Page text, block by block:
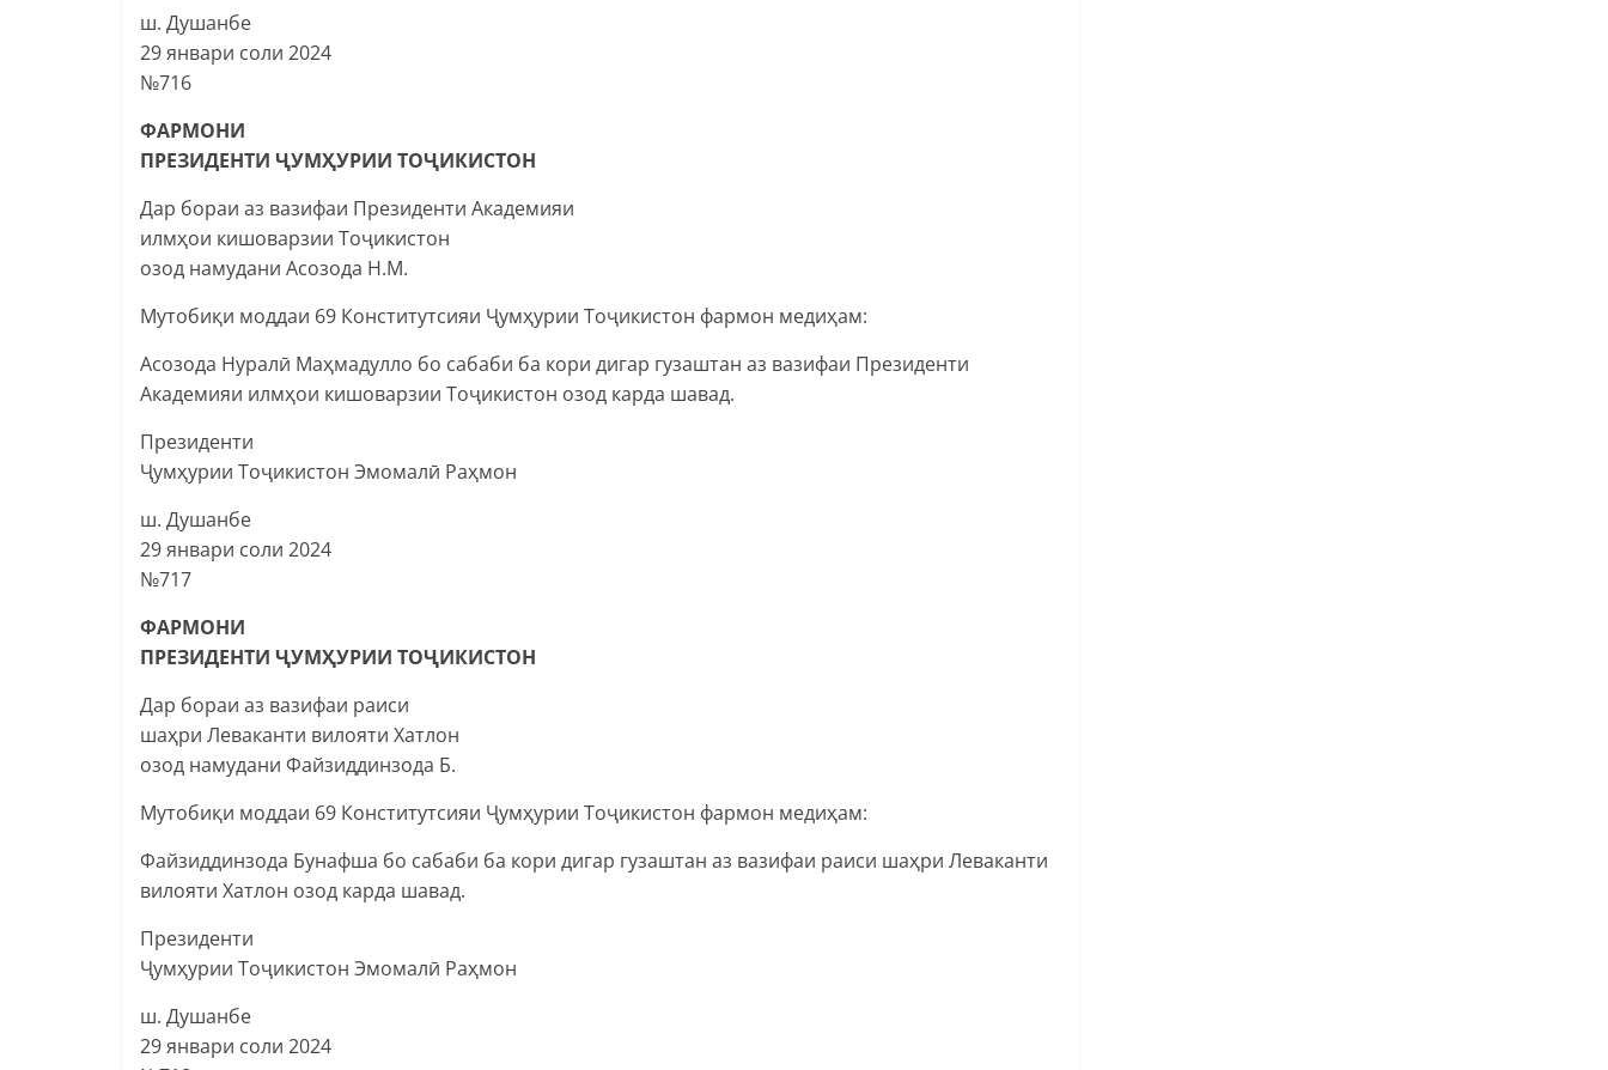
ш. Душанбе
29 январи соли 2024
№716
ФАРМОНИ
ПРЕЗИДЕНТИ ҶУМҲУРИИ ТОҶИКИСТОН
Дар бораи аз вазифаи Президенти Академияи
илмҳои кишоварзии Тоҷикистон
озод намудани Асозода Н.М.
Мутобиқи моддаи 69 Конститутсияи Ҷумҳурии Тоҷикистон фармон медиҳам:
Асозода Нуралӣ Маҳмадулло бо сабаби ба кори дигар гузаштан аз вазифаи Президенти
Академияи илмҳои кишоварзии Тоҷикистон озод карда шавад.
Президенти
Ҷумҳурии Тоҷикистон Эмомалӣ Раҳмон
ш. Душанбе
29 январи соли 2024
№717
ФАРМОНИ
ПРЕЗИДЕНТИ ҶУМҲУРИИ ТОҶИКИСТОН
Дар бораи аз вазифаи раиси
шаҳри Леваканти вилояти Хатлон
озод намудани Файзиддинзода Б.
Мутобиқи моддаи 69 Конститутсияи Ҷумҳурии Тоҷикистон фармон медиҳам:
Файзиддинзода Бунафша бо сабаби ба кори дигар гузаштан аз вазифаи раиси шаҳри Леваканти
вилояти Хатлон озод карда шавад.
Президенти
Ҷумҳурии Тоҷикистон Эмомалӣ Раҳмон
ш. Душанбе
29 январи соли 2024